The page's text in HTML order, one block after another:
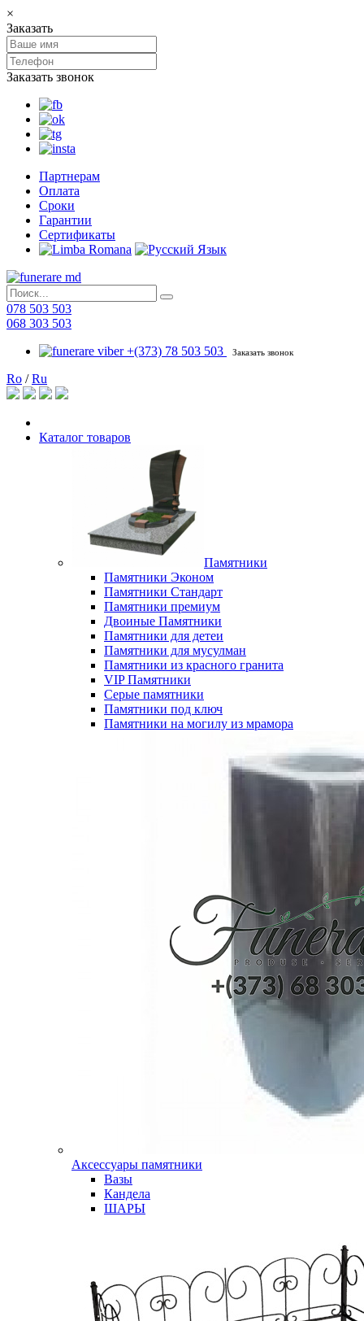
×
Заказать
Заказать звонок
Партнерам
Оплата
Сроки
Гарантии
Сертификаты
078 503 503
068 303 503
+(373) 78 503 503
Заказать звонок
Ro /Ru
Каталог товаров
Памятники
Памятники Эконом
Памятники Стандарт
Памятники премиум
Двоиные Памятники
Памятники для детеи
Памятники для мусулман
Памятники из красного гранита
VIP Памятники
Серые памятники
Памятники под ключ
Памятники на могилу из мрамора
Аксессуары памятники
Вазы
Кандела
ШАРЫ